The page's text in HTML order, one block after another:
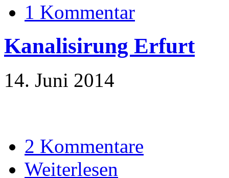
1 Kommentar
Kanalisirung Erfurt
14. Juni 2014
2 Kommentare
Weiterlesen